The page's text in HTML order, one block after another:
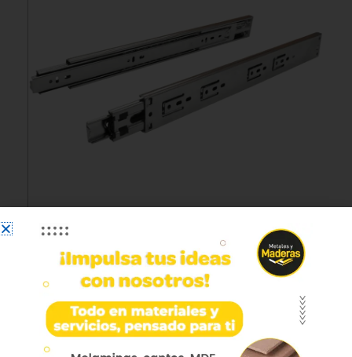
Riel Full Ext. Mediano Galv.
30cm Hre126-30
HRE126-30 Riel extensión total carga
media 300 mm acero zincado